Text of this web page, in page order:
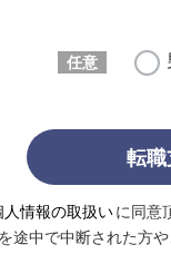
転職
人情報の取扱いに同意
途中で中断された方や